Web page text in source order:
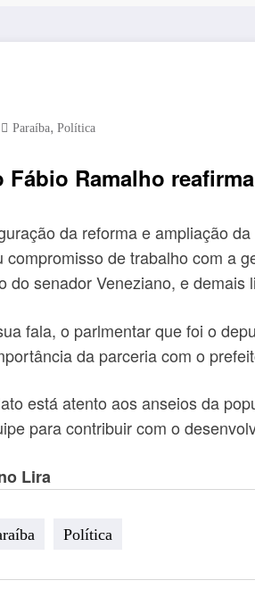
Paraíba, Política
Fábio Ramalho
da reforma e ampliação
compromisso de trabalho com a
do senador Veneziano, e demais
fala, o parlmentar que foi o
da parceria com o
está atento aos anseios da
para contribuir com o
Lira
Política